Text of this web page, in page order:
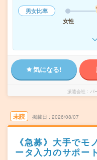
男女比率
女性
気になる!
派遣会社 パ
未読 掲載日 2026/08/07
《急募》大手でモ
ータ入力のサポー